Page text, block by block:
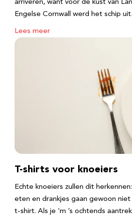
arriveren, want voor de kust van
Engelse Cornwall werd het schip
Lees meer
T-shirts voor knoeiers
Echte knoeiers zullen dit
eten en drankjes gaan gewoon
t-shirt. Als je ‘m ’s ochtends